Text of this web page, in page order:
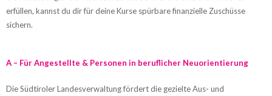
erfüllen, kannst du dir für deine Kurse spürbare finanzielle Zuschüsse
sichern.
A – Für Angestellte & Personen in beruflicher Neuorientierung
Die Südtiroler Landesverwaltung fördert die gezielte Aus- und